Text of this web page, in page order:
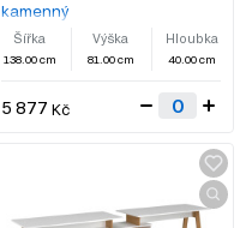
kamenný
Šířka
138.00 cm
Výška
81.00 cm
Hloubka
40.00 cm
5 877 Kč